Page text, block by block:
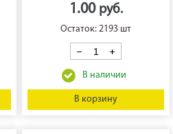
1.00
Остаток: 2193 шт
В корзину